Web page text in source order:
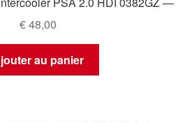
€48,00
au panier